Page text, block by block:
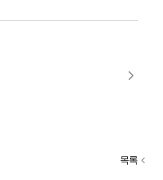
목록